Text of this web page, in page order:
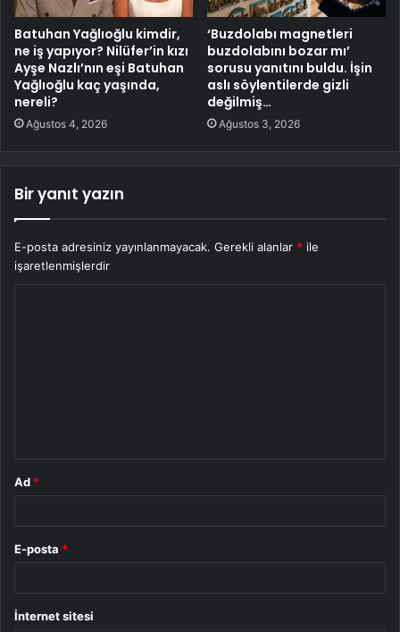
Batuhan Yağlıoğlu kimdir,
ne iş yapıyor? Nilüfer’in kızı
Ayşe Nazlı’nın eşi Batuhan
Yağlıoğlu kaç yaşında,
nereli?
Ağustos 4, 2026
‘Buzdolabı magnetleri
buzdolabını bozar mı’
sorusu yanıtını buldu. İşin
aslı söylentilerde gizli
değilmiş…
Ağustos 3, 2026
Bir yanıt yazın
E-posta adresiniz yayınlanmayacak. Gerekli alanlar * ile
işaretlenmişlerdir
Ad *
E-posta *
İnternet sitesi